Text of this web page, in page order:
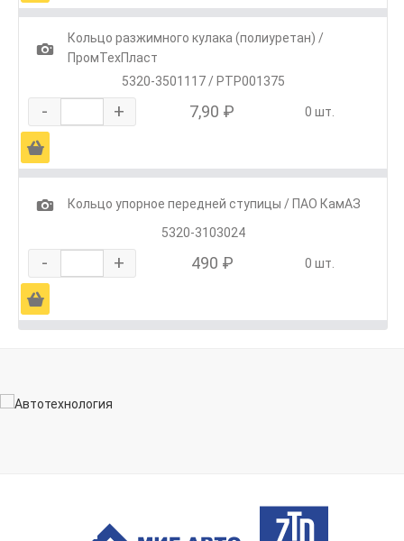
1
Кольцо разжимного кулака (полиуретан) /
ПромТехПласт
5320-3501117 / РТР001375
- + 7,90 ₽ 0 шт.
Ä
1
Кольцо упорное передней ступицы / ПАО КамАЗ
5320-3103024
- + 490 ₽ 0 шт.
Ä